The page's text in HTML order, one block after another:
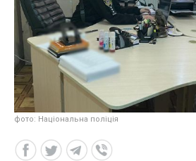
фото: Національна поліція